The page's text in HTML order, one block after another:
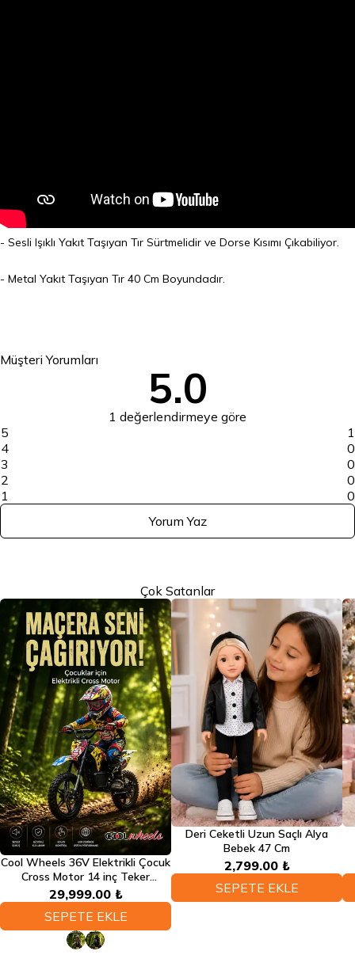
- Sesli Işıklı Yakıt Taşıyan Tır Sürtmelidir ve Dorse Kısımı Çıkabiliyor.
- Metal Yakıt Taşıyan Tır 40 Cm Boyundadır.
Müşteri Yorumları
5.0
1 değerlendirmeye göre
5
1
4
0
3
0
2
0
1
0
Yorum Yaz
Çok Satanlar
SEPETE EKLE
Cool Wheels 36V Elektrikli Çocuk
Cross Motor 14 inç Teker
Bluetooth LED Far 3 Kademe Hız
Ayarlı
29,999.00 ₺ SEPETE EKLE
Deri Ceketli Uzun Saçlı Alya
Bebek 47 Cm
2,799.00 ₺